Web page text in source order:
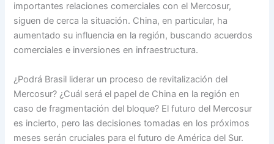
importantes relaciones comerciales con el Mercosur,
siguen de cerca la situación. China, en particular, ha
aumentado su influencia en la región, buscando acuerdos
comerciales e inversiones en infraestructura.
¿Podrá Brasil liderar un proceso de revitalización del
Mercosur? ¿Cuál será el papel de China en la región en
caso de fragmentación del bloque? El futuro del Mercosur
es incierto, pero las decisiones tomadas en los próximos
meses serán cruciales para el futuro de América del Sur.